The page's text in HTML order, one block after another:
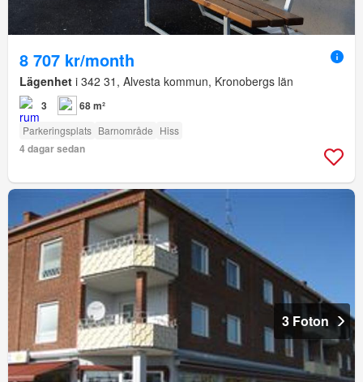
8 707 kr/month
Lägenhet i 342 31, Alvesta kommun, Kronobergs län
3 68 m²
Parkeringsplats Barnområde Hiss
4 dagar sedan
3 Foton